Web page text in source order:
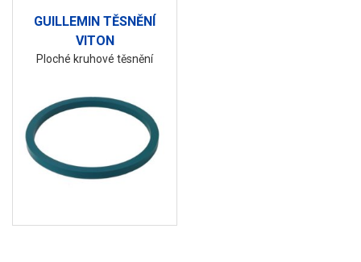
GUILLEMIN TĚSNĚNÍ
VITON
Ploché kruhové těsnění